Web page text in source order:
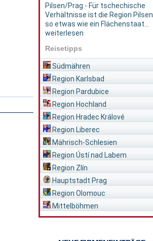
Pilsen/Prag - Für tschechische
Verhältnisse ist die Region Pilsen
so etwas wie ein Flächenstaat...
weiterlesen
Reisetipps
Südmähren
Region Karlsbad
Region Pardubice
Region Hochland
Region Hradec Králové
Region Liberec
Mährisch-Schlesien
Region Ústí nad Labem
Region Zlín
Hauptstadt Prag
Region Olomouc
Mittelböhmen